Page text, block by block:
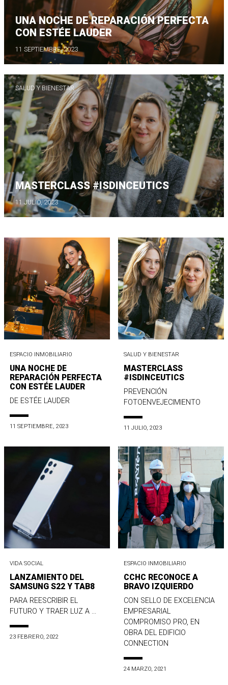
UNA NOCHE DE REPARACIÓN PERFECTA
CON ESTÉE LAUDER
11 SEPTIEMBRE, 2023
SALUD Y BIENESTAR
MASTERCLASS #ISDINCEUTICS
11 JULIO, 2023
ESPACIO INMOBILIARIO
UNA NOCHE DE
REPARACIÓN PERFECTA
CON ESTÉE LAUDER
DE ESTÉE LAUDER
11 SEPTIEMBRE, 2023
SALUD Y BIENESTAR
MASTERCLASS
#ISDINCEUTICS
PREVENCIÓN
FOTOENVEJECIMIENTO
11 JULIO, 2023
VIDA SOCIAL
LANZAMIENTO DEL
SAMSUNG S22 Y TAB8
PARA REESCRIBIR EL
FUTURO Y TRAER LUZ A ...
23 FEBRERO, 2022
ESPACIO INMOBILIARIO
CCHC RECONOCE A
BRAVO IZQUIERDO
CON SELLO DE EXCELENCIA
EMPRESARIAL
COMPROMISO PRO, EN
OBRA DEL EDIFICIO
CONNECTION
24 MARZO, 2021